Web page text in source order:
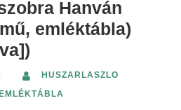
Hanván
emléktábla)
HUSZARLASZLO